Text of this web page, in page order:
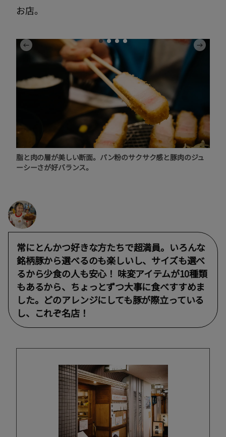
お店。
脂と肉の層が美しい断面。パン粉のサクサク感と豚肉のジュ
ーシーさが好バランス。
常にとんかつ好きな方たちで超満員。いろんな
銘柄豚から選べるのも楽しいし、サイズも選べ
るから少食の人も安心！ 味変アイテムが10種類
もあるから、ちょっとずつ大事に食べすすめま
した。どのアレンジにしても豚が際立っている
し、これぞ名店！